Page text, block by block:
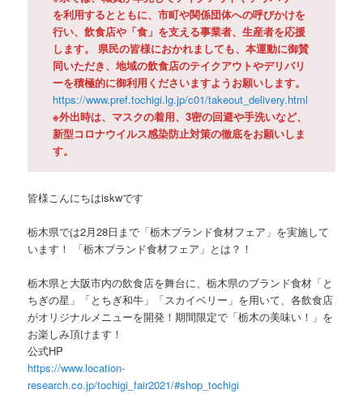
を利用するとともに、市町や関係団体への呼びかけを
行い、飲食店や「食」を支える事業者、生産者を応援
します。 県民の皆様におかれましても、本運動に御賛
同いただき、地域の飲食店のテイクアウトやデリバリ
ーを積極的に御利用くださいますようお願いします。
https://www.pref.tochigi.lg.jp/c01/takeout_delivery.html
※外出時は、マスクの着用、3密の回避や手洗いなど、
新型コロナウイルス感染防止対策の徹底をお願いしま
す。
皆様こんにちはiskwです
栃木県では2月28日まで「栃木ブランド食材フェア」を実施して
います！ 「栃木ブランド食材フェア」とは？！
栃木県と大阪市内の飲食店を舞台に、栃木県のブランド食材「と
ちぎの星」「とちぎ和牛」「スカイベリー」を用いて、各飲食店
がオリジナルメニューを開発！期間限定で「栃木の美味い！」を
お楽しみ頂けます！
公式HP
https://www.location-
research.co.jp/tochigi_fair2021/#shop_tochigi